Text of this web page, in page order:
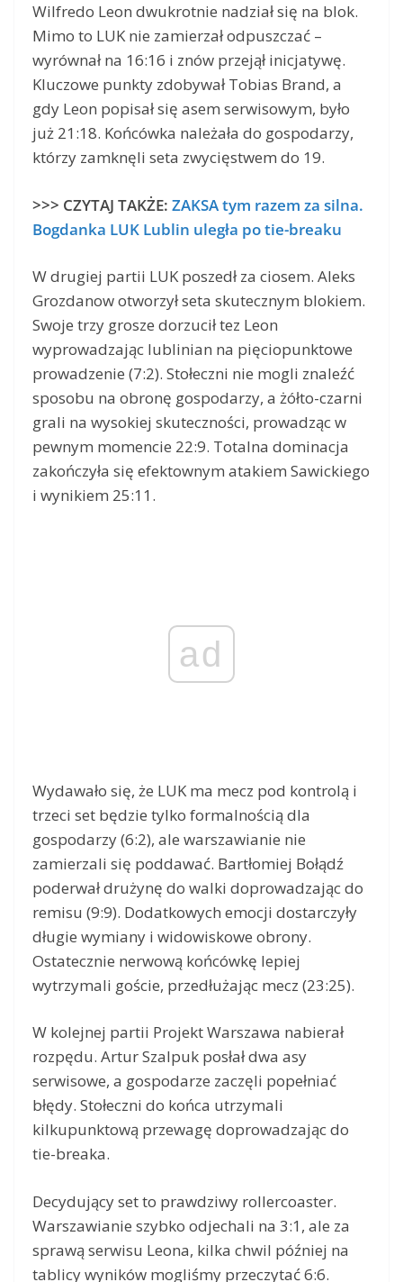
Wilfredo Leon dwukrotnie nadział się na blok.
Mimo to LUK nie zamierzał odpuszczać –
wyrównał na 16:16 i znów przejął inicjatywę.
Kluczowe punkty zdobywał Tobias Brand, a
gdy Leon popisał się asem serwisowym, było
już 21:18. Końcówka należała do gospodarzy,
którzy zamknęli seta zwycięstwem do 19.
>>> CZYTAJ TAKŻE: ZAKSA tym razem za silna.
Bogdanka LUK Lublin uległa po tie-breaku
W drugiej partii LUK poszedł za ciosem. Aleks
Grozdanow otworzył seta skutecznym blokiem.
Swoje trzy grosze dorzucił tez Leon
wyprowadzając lublinian na pięciopunktowe
prowadzenie (7:2). Stołeczni nie mogli znaleźć
sposobu na obronę gospodarzy, a żółto-czarni
grali na wysokiej skuteczności, prowadząc w
pewnym momencie 22:9. Totalna dominacja
zakończyła się efektownym atakiem Sawickiego
i wynikiem 25:11.
ad
Wydawało się, że LUK ma mecz pod kontrolą i
trzeci set będzie tylko formalnością dla
gospodarzy (6:2), ale warszawianie nie
zamierzali się poddawać. Bartłomiej Bołądź
poderwał drużynę do walki doprowadzając do
remisu (9:9). Dodatkowych emocji dostarczyły
długie wymiany i widowiskowe obrony.
Ostatecznie nerwową końcówkę lepiej
wytrzymali goście, przedłużając mecz (23:25).
W kolejnej partii Projekt Warszawa nabierał
rozpędu. Artur Szalpuk posłał dwa asy
serwisowe, a gospodarze zaczęli popełniać
błędy. Stołeczni do końca utrzymali
kilkupunktową przewagę doprowadzając do
tie-breaka.
Decydujący set to prawdziwy rollercoaster.
Warszawianie szybko odjechali na 3:1, ale za
sprawą serwisu Leona, kilka chwil później na
tablicy wyników mogliśmy przeczytać 6:6.